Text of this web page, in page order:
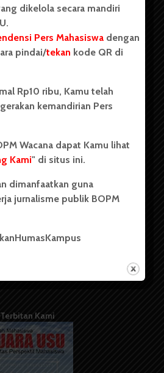
(BOPM) Wacana merupakan
di luar kampus dan dikelola
Universitas Sumatera Utara
Wacana merupakan salah satu
(UKM) di Universitas Sumatera
Terbitan Kami
dikelola secara mandiri
Pers Mahasiswa dengan
pindai/tekan kode QR di
Rp10 ribu, Kamu telah
kemandirian Pers
Wacana dapat Kamu lihat
Kami" di situs ini.
dimanfaatkan guna
jurnalisme publik BOPM